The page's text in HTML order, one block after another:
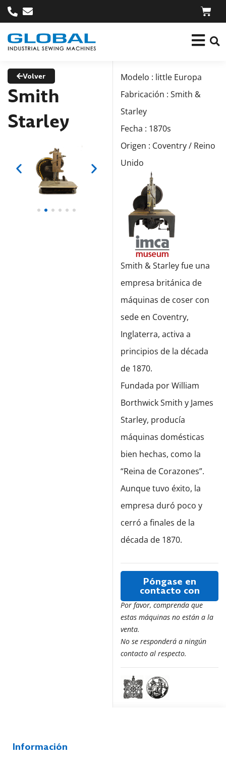
Volver
Smith
Starley
Modelo : little Europa
Fabricación : Smith &
Starley
Fecha : 1870s
Origen : Coventry / Reino
Unido
Smith & Starley fue una
empresa británica de
máquinas de coser con
sede en Coventry,
Inglaterra, activa a
principios de la década
de 1870.
Fundada por William
Borthwick Smith y James
Starley, producía
máquinas domésticas
bien hechas, como la
“Reina de Corazones”.
Aunque tuvo éxito, la
empresa duró poco y
cerró a finales de la
década de 1870.
Por favor, comprenda que
estas máquinas no están a la
venta.
No se responderá a ningún
contacto al respecto.
Póngase en
contacto con
Información